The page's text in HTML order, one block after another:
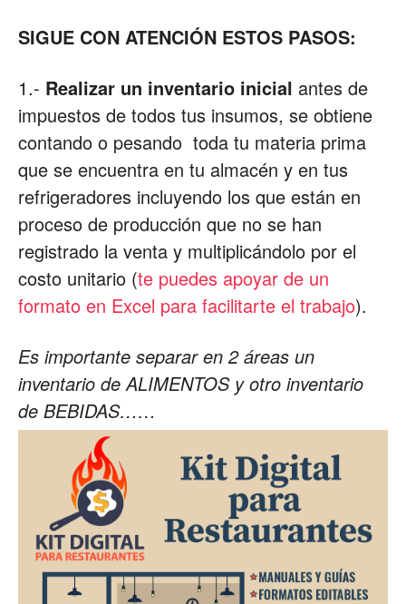
|
Restaurantes
SIGUE CON ATENCIÓN ESTOS PASOS:
1.- Realizar un inventario inicial antes de
impuestos de todos tus insumos, se obtiene
contando o pesando toda tu materia prima
que se encuentra en tu almacén y en tus
refrigeradores incluyendo los que están en
proceso de producción que no se han
registrado la venta y multiplicándolo por el
costo unitario (te puedes apoyar de un
formato en Excel para facilitarte el trabajo).
Es importante separar en 2 áreas un
inventario de ALIMENTOS y otro inventario
de BEBIDAS……